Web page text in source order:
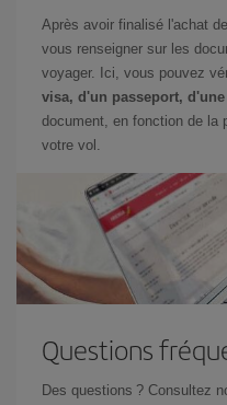
Après avoir finalisé l'achat
vous renseigner sur les
voyager. Ici, vous pouvez
visa, d'un passeport,
document, en fonction de la
votre vol.
Questions
Des questions ? Consultez